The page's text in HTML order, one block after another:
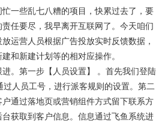
一些乱七八糟的项目，快累过去了，要
任要尽，我早离开互联网了。今天咱们
运营人员根据广告投放实时反馈数据，
和新建计划等的相对应操作。
。第一步【人员设置】 。首先我们登陆
人员工号，进行派客规则的设置。第二
通过落地页或营销组件方式留下联系方
获取到客户信息。信息通过飞鱼系统进